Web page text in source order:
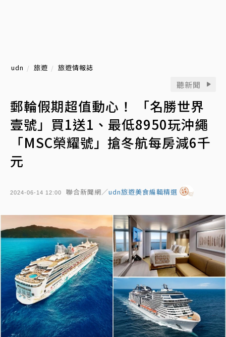
udn 旅遊 旅遊情報誌
聽新聞
郵輪假期超值動心！ 「名勝世界
壹號」買1送1、最低8950玩沖繩
「MSC榮耀號」搶冬航每房減6千
元
2024-06-14 12:00 聯合新聞網／udn旅遊美食編輯精選